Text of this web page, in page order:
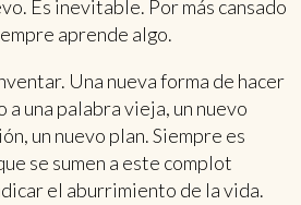
Es inevitable. Por más cansado
aprende algo.
Una nueva forma de hacer
a una palabra vieja, un nuevo
un nuevo plan. Siempre es
se sumen a este complot
el aburrimiento de la vida.